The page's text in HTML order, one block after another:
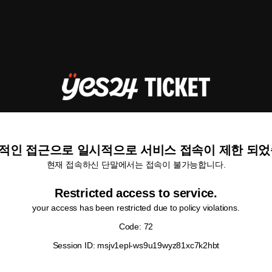
인 접근으로 일시적으로 서비스 접속이 제한 되
현재 접속하신 단말에서는 접속이 불가능합니다.
Restricted access to service.
your access has been restricted due to policy violations.
Code: 72
Session ID: msjv1epl-ws9u19wyz81xc7k2hbt